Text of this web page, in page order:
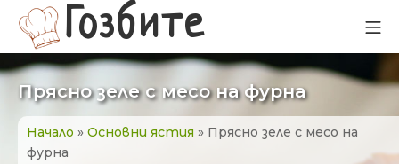
Прескачане
към
съдържанието
Гозбите
Прясно зеле с месо на фурна
Начало » Основни ястия » Прясно зеле с месо на
фурна